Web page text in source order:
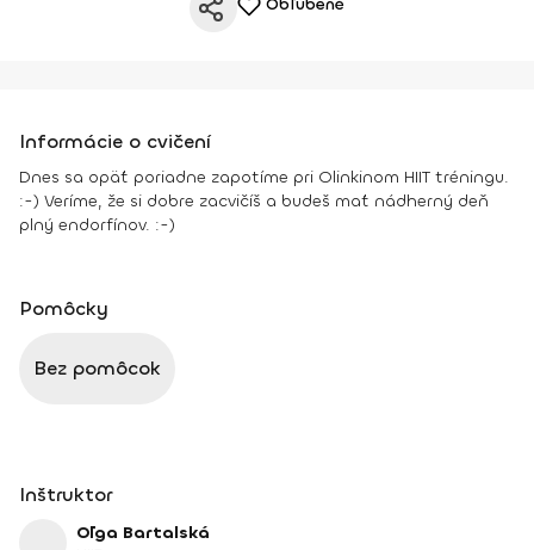
Informácie o cvičení
Dnes sa opäť poriadne zapotíme pri Olinkinom HIIT tréningu.
:-) Veríme, že si dobre zacvičíš a budeš mať nádherný deň
plný endorfínov. :-)
Pomôcky
Bez pomôcok
Inštruktor
Oľga Bartalská